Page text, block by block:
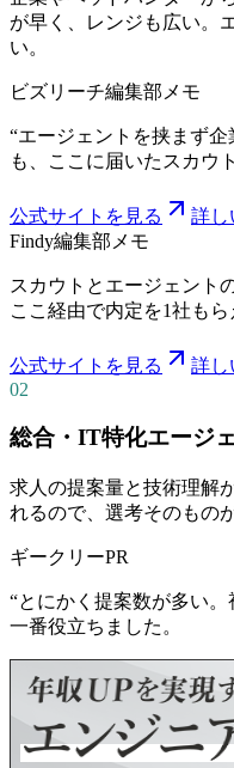
が早く、レンジも広い。
い。
ビズリーチ編集部メモ
“エージェントを挟まず
も、ここに届いたスカウ
公式サイトを見る
詳し
Findy編集部メモ
スカウトとエージェント
ここ経由で内定を1社もら
公式サイトを見る
詳し
02
総合・IT特化エージ
求人の提案量と技術理解
れるので、選考そのもの
ギークリーPR
“とにかく提案数が多い
一番役立ちました。